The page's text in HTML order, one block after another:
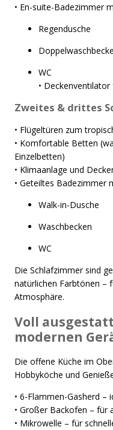
• En-suite-Badezimmer
Regendusche
WC
•
Zweites & drittes
• Flügeltüren zum
• Komfortable Betten
Einzelbetten)
• Klimaanlage und
• Geteiltes Badezimmer
Walk-in-Dusche
Waschbecken
WC
Die Schlafzimmer sind
natürlichen Farbtönen –
Atmosphäre.
Voll
modernen
Die offene Küche im
Hobbyköche und
• 6-Flammen-Gasherd
• Großer Backofen – für
• Mikrowelle – für